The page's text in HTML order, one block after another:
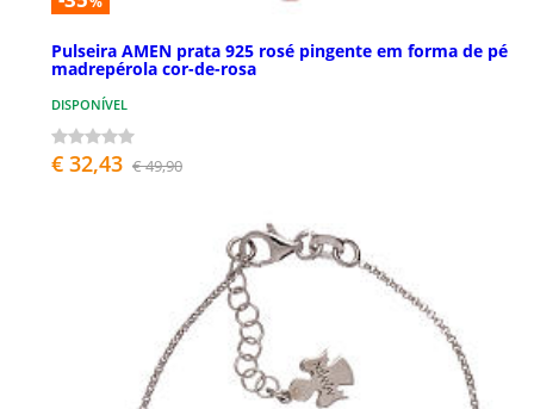
Pulseira AMEN prata 925 rosé pingente em forma de pé
madrepérola cor-de-rosa
DISPONÍVEL
€ 32,43 € 49,90